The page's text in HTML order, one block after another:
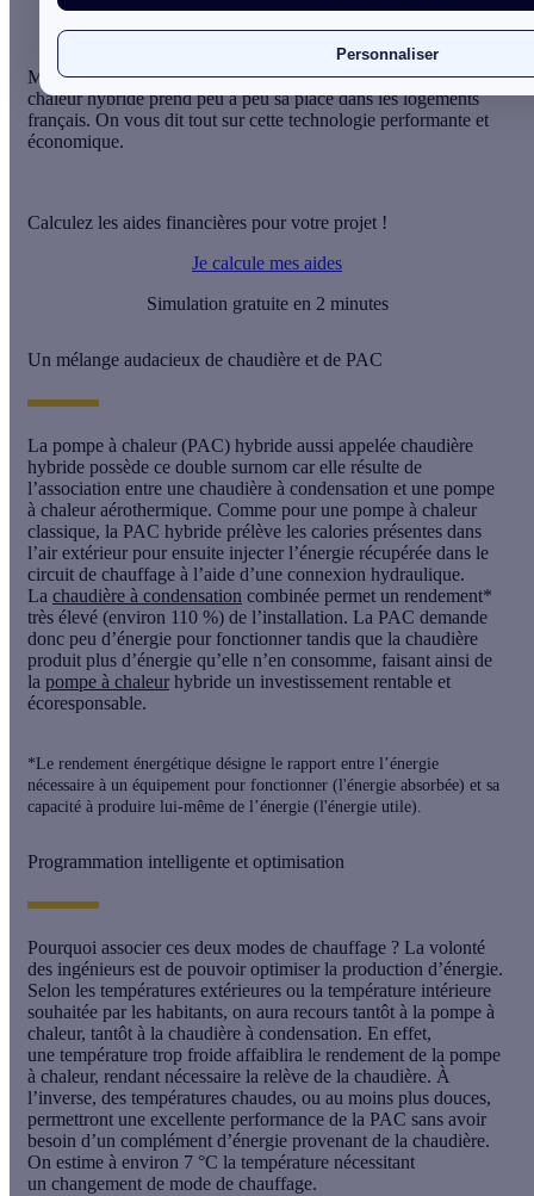
Personnaliser
Même si elle reste assez méconnue du grand public, la pompe à
chaleur hybride prend peu à peu sa place dans les logements
français. On vous dit tout sur cette technologie performante et
économique.
Calculez les aides financières pour votre projet !
Je calcule mes aides
Simulation gratuite en 2 minutes
Un mélange audacieux de chaudière et de PAC
La pompe à chaleur (PAC) hybride aussi appelée chaudière
hybride possède ce double surnom car elle résulte de
l’association entre une chaudière à condensation et une pompe
à chaleur aérothermique. Comme pour une pompe à chaleur
classique, la PAC hybride prélève les calories présentes dans
l’air extérieur pour ensuite injecter l’énergie récupérée dans le
circuit de chauffage à l’aide d’une connexion hydraulique.
La chaudière à condensation combinée permet un rendement*
très élevé (environ 110 %) de l’installation. La PAC demande
donc peu d’énergie pour fonctionner tandis que la chaudière
produit plus d’énergie qu’elle n’en consomme, faisant ainsi de
la pompe à chaleur hybride un investissement rentable et
écoresponsable.
*Le rendement énergétique désigne le rapport entre l’énergie
nécessaire à un équipement pour fonctionner (l'énergie absorbée) et sa
capacité à produire lui-même de l’énergie (l'énergie utile).
Programmation intelligente et optimisation
Pourquoi associer ces deux modes de chauffage ? La volonté
des ingénieurs est de pouvoir optimiser la production d’énergie.
Selon les températures extérieures ou la température intérieure
souhaitée par les habitants, on aura recours tantôt à la pompe à
chaleur, tantôt à la chaudière à condensation. En effet,
une température trop froide affaiblira le rendement de la pompe
à chaleur, rendant nécessaire la relève de la chaudière. À
l’inverse, des températures chaudes, ou au moins plus douces,
permettront une excellente performance de la PAC sans avoir
besoin d’un complément d’énergie provenant de la chaudière.
On estime à environ 7 °C la température nécessitant
un changement de mode de chauffage.